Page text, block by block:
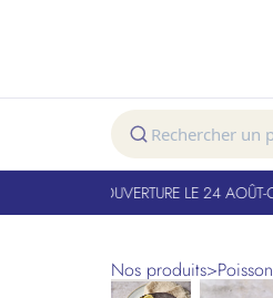
FERMÉ. RÉOUVERTURE LE 24 AOÛT-
Nos produits>